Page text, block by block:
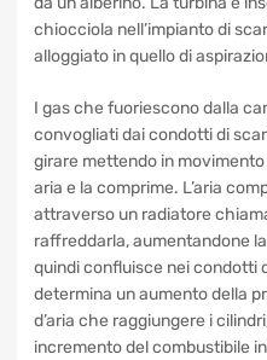
forma di giranti, sono dotati
loro da un alberino. La turbina
invece, è alloggiato in quello
I gas che fuoriescono dalla
convogliati dai condotti di
inizia a girare mettendo in
risucchia aria e la comprime.
dapprima attraverso un
(che provvede a raffreddarla,
parità di volume) e quindi
aspirazione, nei quali